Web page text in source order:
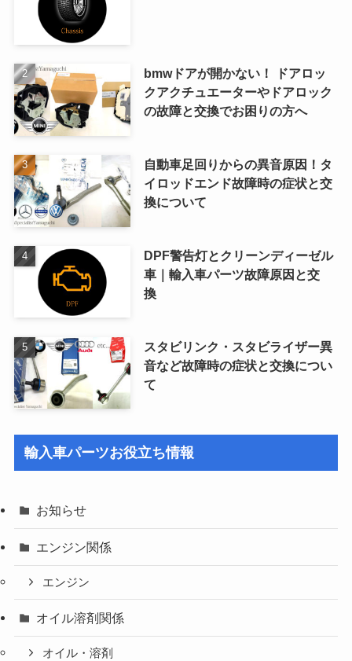
bmwドアが開かない！ ドアロッ
クアクチュエーターやドアロック
の故障と交換でお困りの方へ
自動車足回りからの異音原因！タ
イロッドエンド故障時の症状と交
換について
DPF警告灯とクリーンディーゼル
車｜輸入車パーツ故障原因と交
換
スタビリンク・スタビライザー異
音など故障時の症状と交換につい
て
輸入車パーツお役立ち情報
お知らせ
エンジン関係
エンジン
オイル溶剤関係
オイル・溶剤